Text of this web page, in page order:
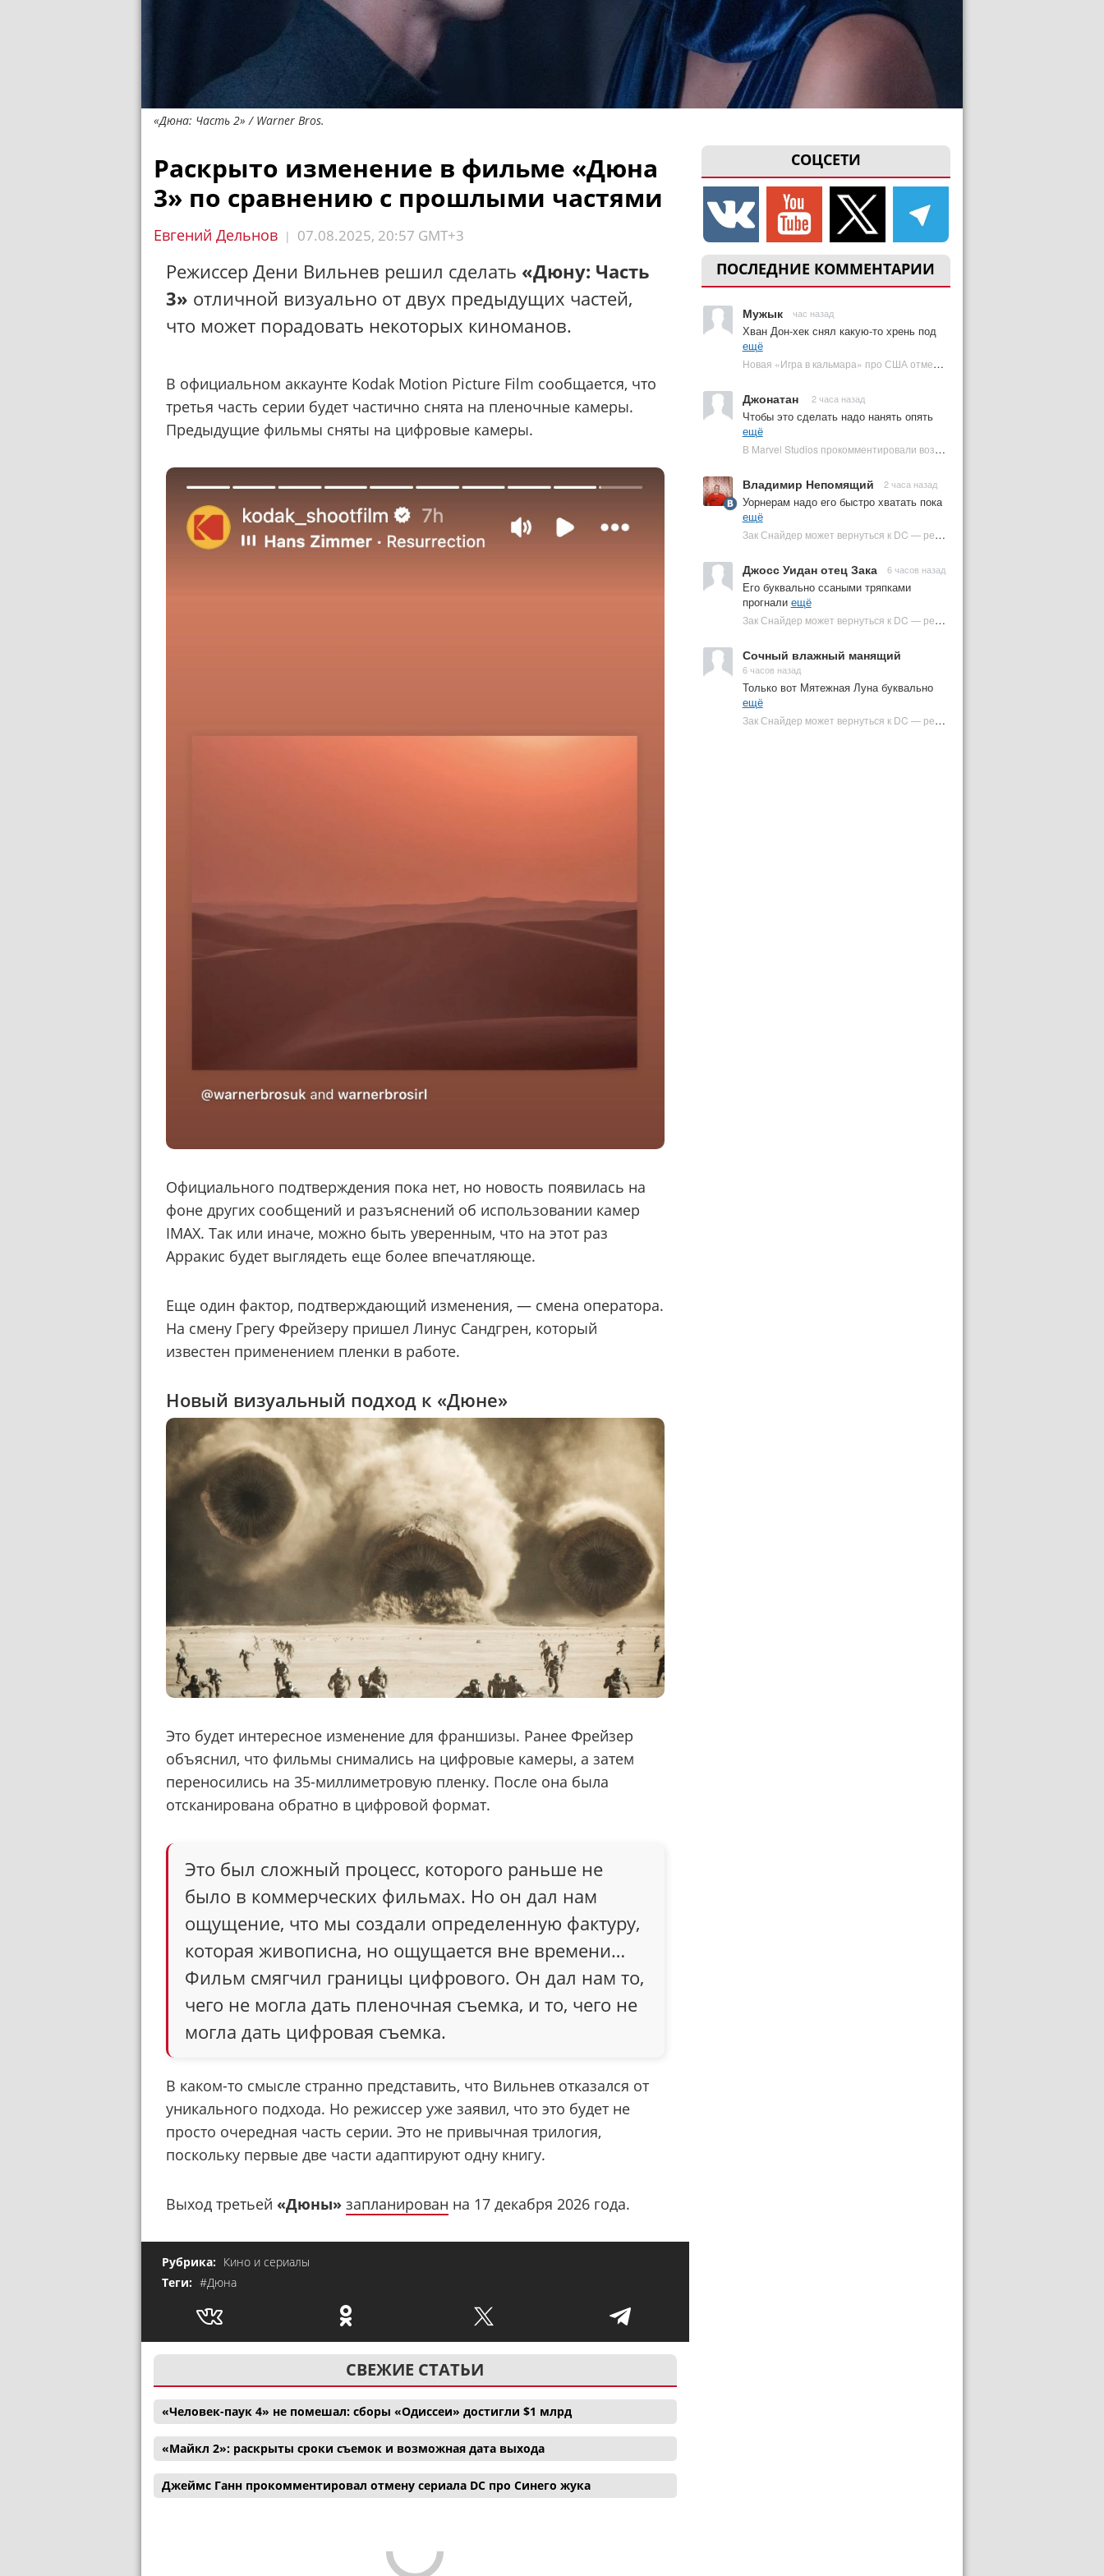
«Дюна: Часть 2» / Warner Bros.
СОЦСЕТИ
ПОСЛЕДНИЕ КОММЕНТАРИИ
Мужык час назад
Хван Дон-хек снял какую-то хрень под
ещё
Новая «Игра в кальмара» про США отменена | Plugged In Ru
Джонатан 2 часа назад
Чтобы это сделать надо нанять опять
ещё
В Marvel Studios прокомментировали возвращение Канга на экраны | Plugged In Ru
Владимир Непомящий 2 часа назад
Уорнерам надо его быстро хватать пока
ещё
Зак Снайдер может вернуться к DC — режиссер общался с Warner Bros. (фото) | Plugged In Ru
Джосс Уидан отец Зака 6 часов назад
Его буквально ссаными тряпками
прогнали ещё
Зак Снайдер может вернуться к DC — режиссер общался с Warner Bros. (фото) | Plugged In Ru
Сочный влажный манящий
6 часов назад
Только вот Мятежная Луна буквально
ещё
Зак Снайдер может вернуться к DC — режиссер общался с Warner Bros. (фото) | Plugged In Ru
Раскрыто изменение в фильме «Дюна
3» по сравнению с прошлыми частями
Евгений Дельнов | 07.08.2025, 20:57 GMT+3
Режиссер Дени Вильнев решил сделать «Дюну: Часть
3» отличной визуально от двух предыдущих частей,
что может порадовать некоторых киноманов.
В официальном аккаунте Kodak Motion Picture Film сообщается, что
третья часть серии будет частично снята на пленочные камеры.
Предыдущие фильмы сняты на цифровые камеры.
Официального подтверждения пока нет, но новость появилась на
фоне других сообщений и разъяснений об использовании камер
IMAX. Так или иначе, можно быть уверенным, что на этот раз
Арракис будет выглядеть еще более впечатляюще.
Еще один фактор, подтверждающий изменения, — смена оператора.
На смену Грегу Фрейзеру пришел Линус Сандгрен, который
известен применением пленки в работе.
Новый визуальный подход к «Дюне»
Это будет интересное изменение для франшизы. Ранее Фрейзер
объяснил, что фильмы снимались на цифровые камеры, а затем
переносились на 35-миллиметровую пленку. После она была
отсканирована обратно в цифровой формат.
Это был сложный процесс, которого раньше не
было в коммерческих фильмах. Но он дал нам
ощущение, что мы создали определенную фактуру,
которая живописна, но ощущается вне времени…
Фильм смягчил границы цифрового. Он дал нам то,
чего не могла дать пленочная съемка, и то, чего не
могла дать цифровая съемка.
В каком-то смысле странно представить, что Вильнев отказался от
уникального подхода. Но режиссер уже заявил, что это будет не
просто очередная часть серии. Это не привычная трилогия,
поскольку первые две части адаптируют одну книгу.
Выход третьей «Дюны» запланирован на 17 декабря 2026 года.
Рубрика: Кино и сериалы
Теги: #Дюна
СВЕЖИЕ СТАТЬИ
«Человек-паук 4» не помешал: сборы «Одиссеи» достигли $1 млрд
«Майкл 2»: раскрыты сроки съемок и возможная дата выхода
Джеймс Ганн прокомментировал отмену сериала DC про Синего жука